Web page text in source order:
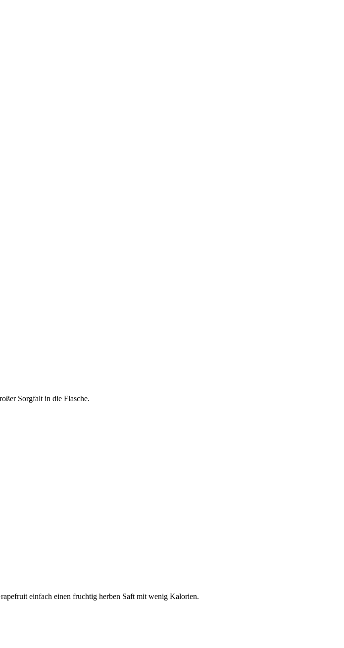
Sorgfalt in die Flasche.
einfach einen fruchtig herben Saft mit wenig Kalorien.